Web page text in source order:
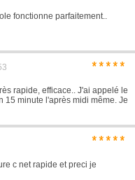
fonctionne parfaitement..
*****
rapide, efficace.. J'ai appelé le
15 minute l'après midi même. Je
*****
c net rapide et preci je